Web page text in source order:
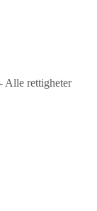
Alle rettigheter